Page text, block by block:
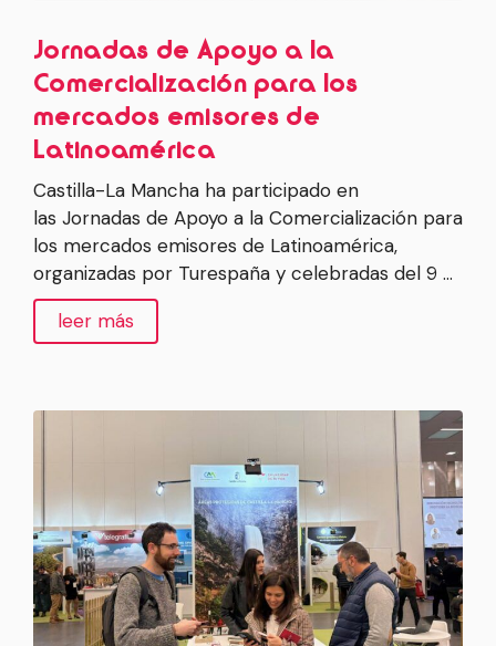
Jornadas de Apoyo a la
Comercialización para los
mercados emisores de
Latinoamérica
Castilla-La Mancha ha participado en
las Jornadas de Apoyo a la Comercialización para
los mercados emisores de Latinoamérica,
organizadas por Turespaña y celebradas del 9 …
leer más